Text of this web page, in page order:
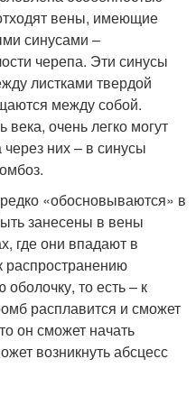
вены, имеющие
синусами –
черепа. Эти синусы
листками твердой
между собой.
очень легко могут
них – в синусы
«обосновываются» в
занесены в вены
где они впадают в
распространению
то есть – к
расплавится и сможет
он сможет начать
возникнуть абсцесс